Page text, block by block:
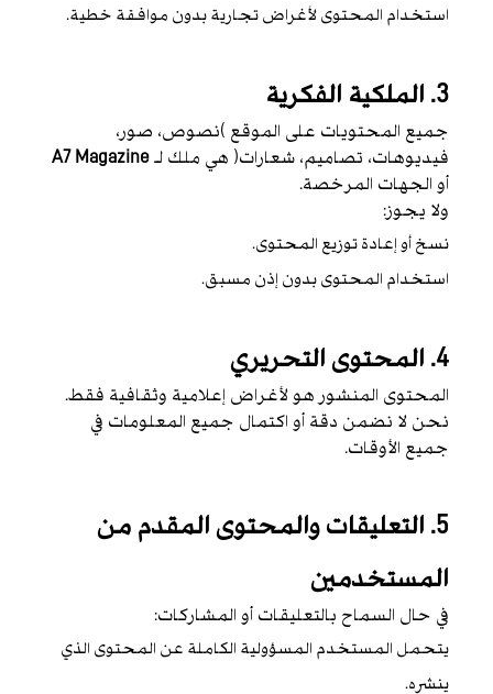
استخدام المحتوى لأغراض تجارية بدون موافقة خطية.
3. الملكية الفكرية
جميع المحتويات على الموقع (نصوص، صور،
فيديوهات، تصاميم، شعارات) هي ملك لـA7 Magazine
أو الجهات المرخصة.
ولا يجوز:
نسخ أو إعادة توزيع المحتوى.
استخدام المحتوى بدون إذن مسبق.
4. المحتوى التحريري
المحتوى المنشور هو لأغراض إعلامية وثقافية فقط.
نحن لا نضمن دقة أو اكتمال جميع المعلومات في
جميع الأوقات.
5. التعليقات والمحتوى المقدم من
المستخدمين
في حال السماح بالتعليقات أو المشاركات:
يتحمل المستخدم المسؤولية الكاملة عن المحتوى الذي
ينشره.